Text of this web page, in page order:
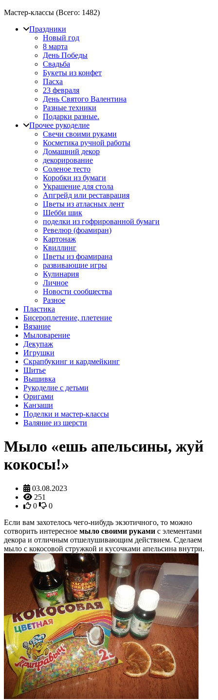
Мастер-классы (Всего: 1482)
Праздники
Новый год
8 марта
День Победы
Свадьба
Букеты из конфет
Пасха
23 февраля
День Святого Валентина
Разные техники
Подарки разные.
Прочее рукоделие
Свечи своими руками
Косметика ручной работы
Домашний декор
декорирование
Соленое тесто
Коробки из бумаги
Украшение для стола
Апгрейд или реставрация
Цветы из атласных лент
Шебби шик
поделки из гофрированной бумаги
Ревелюр (фоамиран)
Картонаж
Квиллинг
Цветы из фоамирана
развивающие игры
Кулинария
Личное
Новости сообщества
Разное
Пластика
Бисероплетение, плетение
Вязание
Мыловарение
Декупаж
Игрушки
Скрапбукинг и кардмейкинг
Шитье
Вышивка
Рукоделие с детьми
Оригами
Канзаши
Поделки и мастер-классы
Валяние из шерсти
Мыло «ешь апельсины, жуй
кокосы!»
03.08.2023
251
0
0
Если вам захотелось чего-нибудь экзотичного, то можно
сотворить интересное мыло своими руками с элементами
декора и отличным отшелушивающим действием. Сделаем
мыло с кокосовой стружкой и кусочками апельсина внутри.